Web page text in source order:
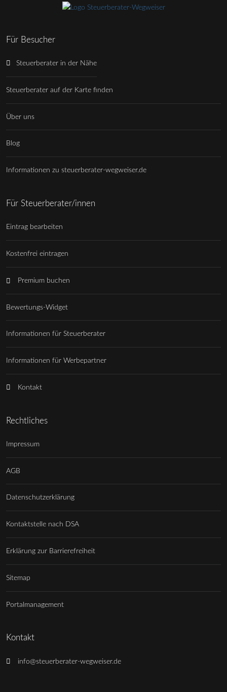
Für Besucher
Steuerberater in der Nähe
Steuerberater auf der Karte finden
Über uns
Blog
Informationen zu steuerberater-wegweiser.de
Für Steuerberater/innen
Eintrag bearbeiten
Kostenfrei eintragen
Premium buchen
Bewertungs-Widget
Informationen für Steuerberater
Informationen für Werbepartner
Kontakt
Rechtliches
Impressum
AGB
Datenschutzerklärung
Kontaktstelle nach DSA
Erklärung zur Barrierefreiheit
Sitemap
Portalmanagement
Kontakt
info@steuerberater-wegweiser.de